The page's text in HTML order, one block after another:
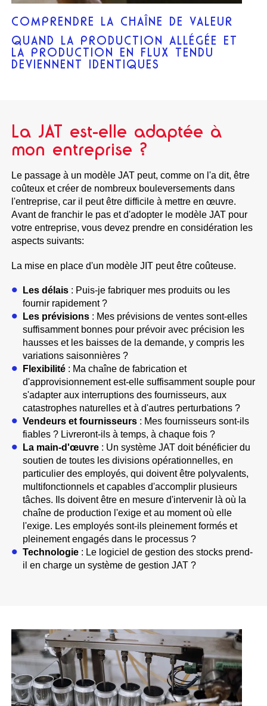
COMPRENDRE LA CHAÎNE DE VALEUR
QUAND LA PRODUCTION ALLÉGÉE ET
LA PRODUCTION EN FLUX TENDU
DEVIENNENT IDENTIQUES
La JAT est-elle adaptée à
mon entreprise ?
Le passage à un modèle JAT peut, comme on l'a dit, être
coûteux et créer de nombreux bouleversements dans
l'entreprise, car il peut être difficile à mettre en œuvre.
Avant de franchir le pas et d'adopter le modèle JAT pour
votre entreprise, vous devez prendre en considération les
aspects suivants:
La mise en place d'un modèle JIT peut être coûteuse.
Les délais : Puis-je fabriquer mes produits ou les
fournir rapidement ?
Les prévisions : Mes prévisions de ventes sont-elles
suffisamment bonnes pour prévoir avec précision les
hausses et les baisses de la demande, y compris les
variations saisonnières ?
Flexibilité : Ma chaîne de fabrication et
d'approvisionnement est-elle suffisamment souple pour
s'adapter aux interruptions des fournisseurs, aux
catastrophes naturelles et à d'autres perturbations ?
Vendeurs et fournisseurs : Mes fournisseurs sont-ils
fiables ? Livreront-ils à temps, à chaque fois ?
La main-d'œuvre : Un système JAT doit bénéficier du
soutien de toutes les divisions opérationnelles, en
particulier des employés, qui doivent être polyvalents,
multifonctionnels et capables d'accomplir plusieurs
tâches. Ils doivent être en mesure d'intervenir là où la
chaîne de production l'exige et au moment où elle
l'exige. Les employés sont-ils pleinement formés et
pleinement engagés dans le processus ?
Technologie : Le logiciel de gestion des stocks prend-
il en charge un système de gestion JAT ?